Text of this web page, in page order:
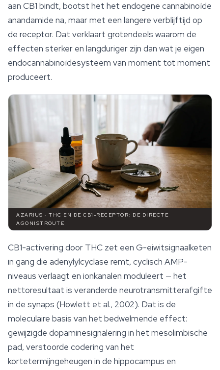
aan CB1 bindt, bootst het het endogene cannabinoïde
anandamide na, maar met een langere verblijftijd op
de receptor. Dat verklaart grotendeels waarom de
effecten sterker en langduriger zijn dan wat je eigen
endocannabinoïdesysteem van moment tot moment
produceert.
AZARIUS · THC EN DE CB1-RECEPTOR: DE DIRECTE
AGONISTROUTE
CB1-activering door THC zet een G-eiwitsignaalketen
in gang die adenylylcyclase remt, cyclisch AMP-
niveaus verlaagt en ionkanalen moduleert — het
nettoresultaat is veranderde neurotransmitterafgifte
in de synaps (Howlett et al., 2002). Dat is de
moleculaire basis van het bedwelmende effect:
gewijzigde dopaminesignalering in het mesolimbische
pad, verstoorde codering van het
kortetermijngeheugen in de hippocampus en